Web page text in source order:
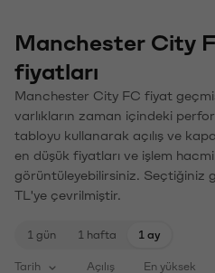
Manchester City
fiyatları
Manchester City FC fiyat
varlıkların zaman içindeki
tabloyu kullanarak açılış ve
en düşük fiyatları ve işlem
görüntüleyebilirsiniz. Seçtiğiniz
TL'ye çevrilmiştir.
1 gün 1 hafta 1 ay
Tarih Açılış En yüksek